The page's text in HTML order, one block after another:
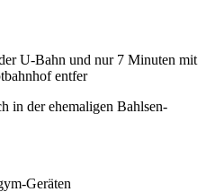
U-Bahn und nur 7 Minuten mit
entfer
in der ehemaligen Bahlsen-
Geräten